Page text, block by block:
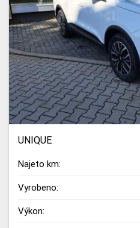
UNIQUE
Najeto km:
Vyrobeno:
Výkon: